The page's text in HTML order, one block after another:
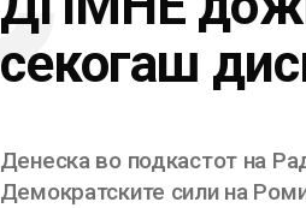
секогаш
Денеска во подкастот на
Демократските сили на